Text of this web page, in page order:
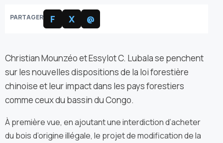
PARTAGER F X @
Christian Mounzéo et Essylot C. Lubala se penchent
sur les nouvelles dispositions de la loi forestière
chinoise et leur impact dans les pays forestiers
comme ceux du bassin du Congo.
À première vue, en ajoutant une interdiction d’acheter
du bois d’origine illégale, le projet de modification de la